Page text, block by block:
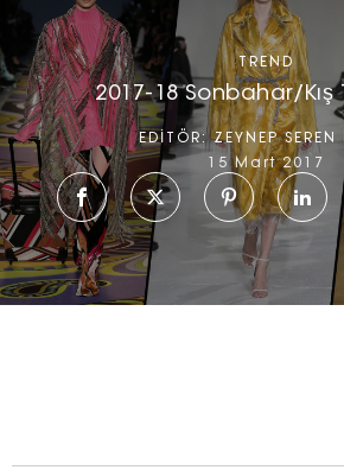
TREND
2017-18 Sonbahar/Kış
EDİTÖR:ZEYNEP SEREN
15 Mart 2017